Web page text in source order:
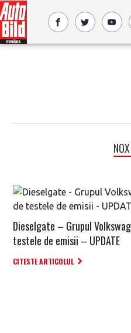
Dieselgate – Grupul
testele de emisii – UPDATE
CITESTE ARTICOLUL